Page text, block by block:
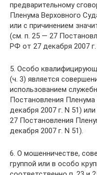
предварительному
Пленума Верховного
или с причинением
(см. п. 25 — 27
РФ от 27 декабря 2007 г.
5. Особо
(ч. 3) является
использованием
Постановления
декабря 2007 г. N 51)
27 Постановления
декабря 2007 г. N 51).
6. О мошенничестве,
группой или в особо